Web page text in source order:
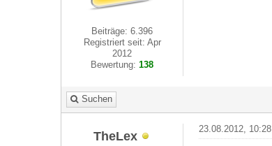
Beiträge: 6.396
Registriert seit: Apr
2012
Bewertung:138
Suchen
TheLex 23.08.2012, 10:28